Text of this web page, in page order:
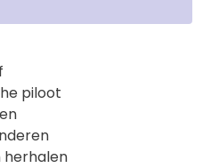
piloot
herhalen